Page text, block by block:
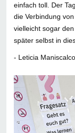
einfach toll. Der
die Verbindung
vielleicht sogar
später selbst in
- Leticia